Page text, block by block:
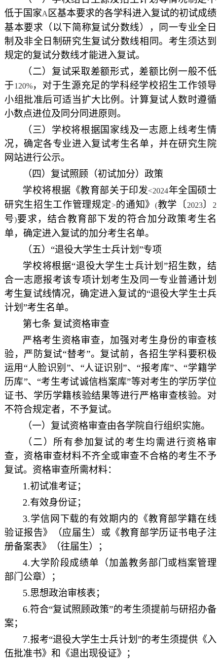
低于国家A 区基本要求的各学科进入复试的初试成绩
基本要求（以下简称复试分数线），同一专业全日
制及非全日制研究生复试分数线相同。考生须达到
规定的复试分数线才能进入复试。
（二）复试采取差额形式，差额比例一般不低
于120%，对于生源充足的学科经学校招生工作领导
小组批准后可适当扩大比例。计算复试人数时遵循
小数点进位及同分同进原则。
（三）学校将根据国家线及一志愿上线考生情
况，确定各专业进入复试考生名单，并在研究生院
网站进行公示。
（四）复试照顾（初试加分）政策
学校将根据《教育部关于印发<2024年全国硕士
研究生招生工作管理规定>的通知》 (教学〔 2023〕 2
号)要求，结合教育部下发的符合加分政策考生名
单，确定进入复试的加分考生名单。
（五）“退役大学生士兵计划”专项
学校将根据“退役大学生士兵计划”招生数，结
合一志愿报考该专项计划考生及同一专业普通计划
考生复试线情况，确定进入复试的“退役大学生士兵
计划”考生名单。
第七条 复试资格审查
严格考生资格审查，加强对考生身份的审查核
验，严防复试“替考”。复试前，各招生学科要积极
运用“人脸识别”、“人证识别”、“报考库”、“学籍学
历库”、“考生考试诚信档案库”等对考生的学历学位
证书、学历学籍核验结果等进行严格审查核验。对
不符合规定者，不予复试。
（一）复试资格审查由各学院自行组织实施。
（二）所有参加复试的考生均需进行资格审
查，资格审查材料不齐全或审查不合格的考生不予
复试。资格审查所需材料：
1.初试准考证；
2.有效身份证；
3.学信网下载的有效期内的《教育部学籍在线
验证报告》（应届生）或《教育部学历证书电子注
册备案表》（往届生）；
4.大学阶段成绩单（加盖教务部门或档案管理
部门公章）；
5.思想政治审核表；
6.符合“复试照顾政策”的考生须提前与研招办备
案；
7.报考“退役大学生士兵计划”的考生须提供《入
伍批准书》和《退出现役证》；